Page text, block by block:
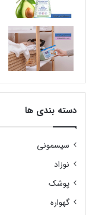
دسته بندی ها
سیسمونی
نوزاد
پوشک
گهواره